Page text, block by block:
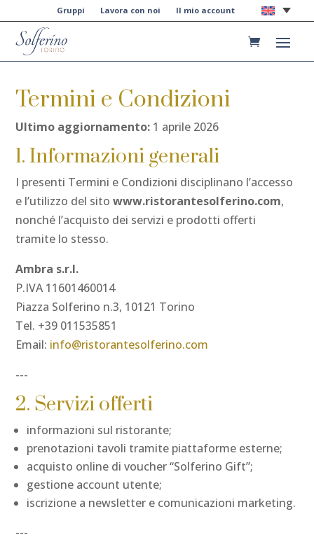
Gruppi Lavora con noi Il mio account
Termini e Condizioni
Ultimo aggiornamento: 1 aprile 2026
1. Informazioni generali
I presenti Termini e Condizioni disciplinano l’accesso
e l’utilizzo del sitowww.ristorantesolferino.com,
nonché l’acquisto dei servizi e prodotti offerti
tramite lo stesso.
Ambra s.r.l.
P.IVA 11601460014
Piazza Solferino n.3, 10121 Torino
Tel. +39 011535851
Email: info@ristorantesolferino.com
---
2. Servizi offerti
informazioni sul ristorante;
prenotazioni tavoli tramite piattaforme esterne;
acquisto online di voucher “Solferino Gift”;
gestione account utente;
iscrizione a newsletter e comunicazioni marketing.
---